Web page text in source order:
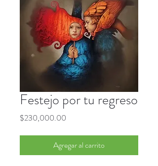
Festejo por tu regreso
$230,000.00
Agregar al carrito